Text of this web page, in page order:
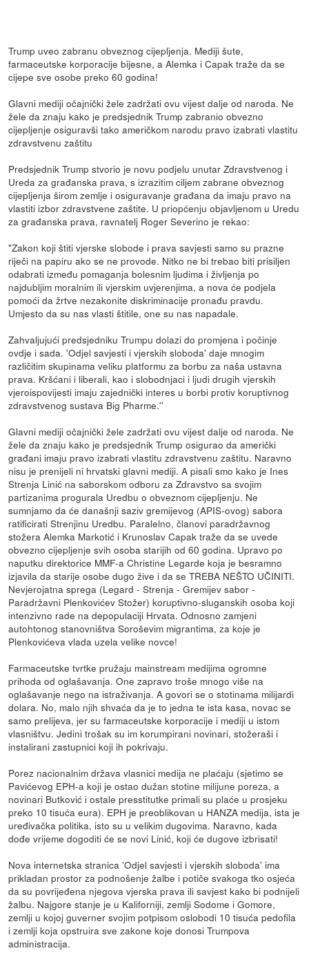
Trump uveo zabranu obveznog cijepljenja. Mediji šute,
farmaceutske korporacije bijesne, a Alemka i Capak traže da se
cijepe sve osobe preko 60 godina!
Glavni mediji očajnički žele zadržati ovu vijest dalje od naroda. Ne
žele da znaju kako je predsjednik Trump zabranio obvezno
cijepljenje osiguravši tako američkom narodu pravo izabrati vlastitu
zdravstvenu zaštitu
Predsjednik Trump stvorio je novu podjelu unutar Zdravstvenog i
Ureda za građanska prava, s izrazitim ciljem zabrane obveznog
cijepljenja širom zemlje i osiguravanje građana da imaju pravo na
vlastiti izbor zdravstvene zaštite. U priopćenju objavljenom u Uredu
za građanska prava, ravnatelj Roger Severino je rekao:
"Zakon koji štiti vjerske slobode i prava savjesti samo su prazne
riječi na papiru ako se ne provode. Nitko ne bi trebao biti prisiljen
odabrati između pomaganja bolesnim ljudima i življenja po
najdubljim moralnim ili vjerskim uvjerenjima, a nova će podjela
pomoći da žrtve nezakonite diskriminacije pronađu pravdu.
Umjesto da su nas vlasti štitile, one su nas napadale.
Zahvaljujući predsjedniku Trumpu dolazi do promjena i počinje
ovdje i sada. 'Odjel savjesti i vjerskih sloboda' daje mnogim
različitim skupinama veliku platformu za borbu za naša ustavna
prava. Kršćani i liberali, kao i slobodnjaci i ljudi drugih vjerskih
vjeroispovijesti imaju zajednički interes u borbi protiv koruptivnog
zdravstvenog sustava Big Pharme.''
Glavni mediji očajnički žele zadržati ovu vijest dalje od naroda. Ne
žele da znaju kako je predsjednik Trump osigurao da američki
građani imaju pravo izabrati vlastitu zdravstvenu zaštitu. Naravno
nisu je prenijeli ni hrvatski glavni mediji. A pisali smo kako je Ines
Strenja Linić na saborskom odboru za Zdravstvo sa svojim
partizanima progurala Uredbu o obveznom cijepljenju. Ne
sumnjamo da će današnji saziv gremijevog (APIS-ovog) sabora
ratificirati Strenjinu Uredbu. Paralelno, članovi paradržavnog
stožera Alemka Markotić i Krunoslav Capak traže da se uvede
obvezno cijepljenje svih osoba starijih od 60 godina. Upravo po
naputku direktorice MMF-a Christine Legarde koja je besramno
izjavila da starije osobe dugo žive i da se TREBA NEŠTO UČINITI.
Nevjerojatna sprega (Legard - Strenja - Gremijev sabor -
Paradržavni Plenkovićev Stožer) koruptivno-sluganskih osoba koji
intenzivno rade na depopulaciji Hrvata. Odnosno zamjeni
autohtonog stanovništva Soroševim migrantima, za koje je
Plenkovićeva vlada uzela velike novce!
Farmaceutske tvrtke pružaju mainstream medijima ogromne
prihoda od oglašavanja. One zapravo troše mnogo više na
oglašavanje nego na istraživanja. A govori se o stotinama milijardi
dolara. No, malo njih shvaća da je to jedna te ista kasa, novac se
samo prelijeva, jer su farmaceutske korporacije i mediji u istom
vlasništvu. Jedini trošak su im korumpirani novinari, stožeraši i
instalirani zastupnici koji ih pokrivaju.
Porez nacionalnim država vlasnici medija ne plaćaju (sjetimo se
Pavićevog EPH-a koji je ostao dužan stotine milijune poreza, a
novinari Butković i ostale presstitutke primali su plaće u prosjeku
preko 10 tisuća eura). EPH je preoblikovan u HANZA medija, ista je
uređivačka politika, isto su u velikim dugovima. Naravno, kada
dođe vrijeme dogoditi će se novi Linić, koji će dugove izbrisati!
Nova internetska stranica 'Odjel savjesti i vjerskih sloboda' ima
prikladan prostor za podnošenje žalbe i potiče svakoga tko osjeća
da su povrijeđena njegova vjerska prava ili savjest kako bi podnijeli
žalbu. Najgore stanje je u Kaliforniji, zemlji Sodome i Gomore,
zemlji u kojoj guverner svojim potpisom oslobodi 10 tisuća pedofila
i zemlji koja opstruira sve zakone koje donosi Trumpova
administracija.